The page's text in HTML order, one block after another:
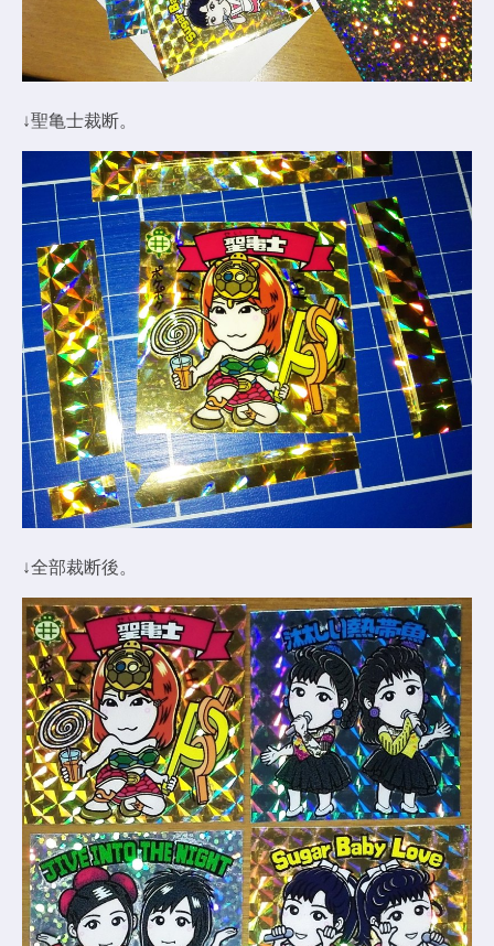
↓聖亀士裁断。
↓全部裁断後。